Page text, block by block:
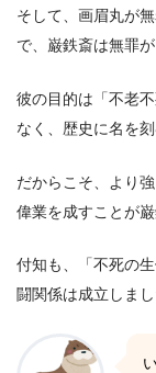
そして、画眉丸が
で、巌鉄斎は無罪
彼の目的は「不老
なく、歴史に名を
だからこそ、より
偉業を成すことが
付知も、「不死の
闘関係は成立しまし